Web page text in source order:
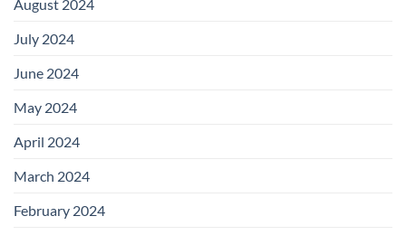
August 2024
July 2024
June 2024
May 2024
April 2024
March 2024
February 2024